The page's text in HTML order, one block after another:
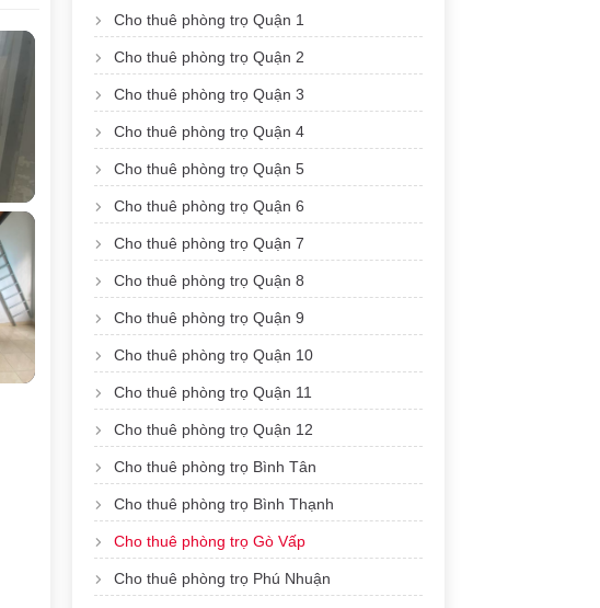
Cho thuê phòng trọ Quận 1
Cho thuê phòng trọ Quận 2
Cho thuê phòng trọ Quận 3
Cho thuê phòng trọ Quận 4
Cho thuê phòng trọ Quận 5
Cho thuê phòng trọ Quận 6
Cho thuê phòng trọ Quận 7
Cho thuê phòng trọ Quận 8
Cho thuê phòng trọ Quận 9
Cho thuê phòng trọ Quận 10
Cho thuê phòng trọ Quận 11
Cho thuê phòng trọ Quận 12
Cho thuê phòng trọ Bình Tân
Cho thuê phòng trọ Bình Thạnh
Cho thuê phòng trọ Gò Vấp
Cho thuê phòng trọ Phú Nhuận